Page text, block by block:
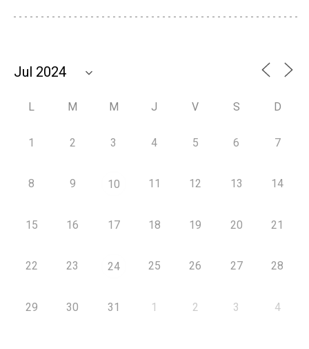
L M M J V S D
1 2 3 4 5 6 7
8 9 10 11 12 13 14
15 16 17 18 19 20 21
22 23 24 25 26 27 28
29 30 31 1 2 3 4